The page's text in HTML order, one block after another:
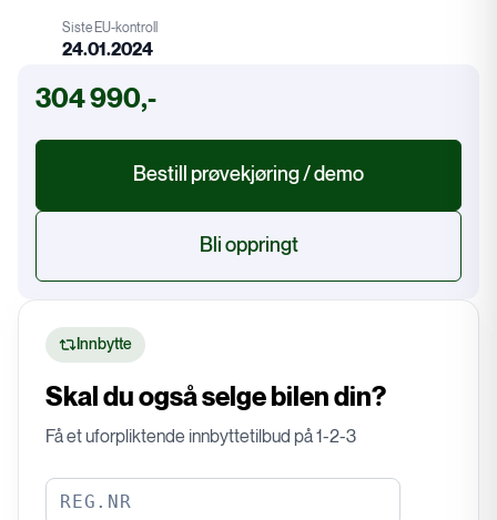
Garanti
Siste EU-kontroll
24.01.2024
304 990,-
Bestill prøvekjøring / demo
Bli oppringt
Innbytte
Skal du også selge bilen din?
Få et uforpliktende innbyttetilbud på 1-2-3